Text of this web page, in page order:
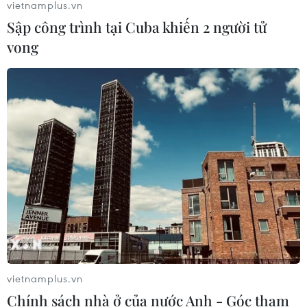
vietnamplus.vn
Sập công trình tại Cuba khiến 2 người tử
vong
vietnamplus.vn
Chính sách nhà ở của nước Anh - Góc tham